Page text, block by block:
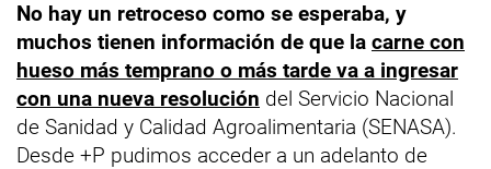
No hay un retroceso como se esperaba, y
muchos tienen información de que la carne con
hueso más temprano o más tarde va a ingresar
con una nueva resolución del Servicio Nacional
de Sanidad y Calidad Agroalimentaria (SENASA).
Desde +P pudimos acceder a un adelanto de